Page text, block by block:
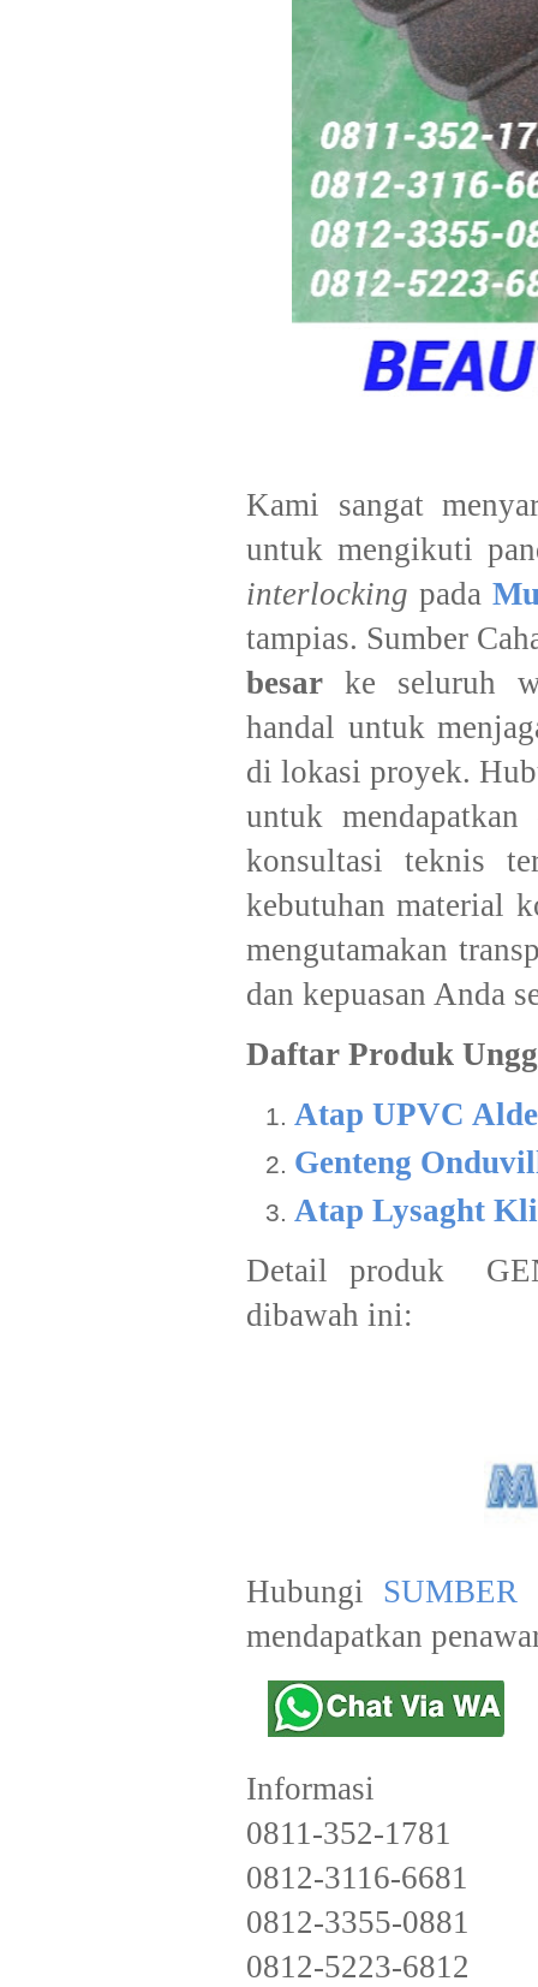
​Kami sangat
untuk mengikuti
interlocking pada
tampias. Sumber
besar ke seluruh
handal untuk
di lokasi proyek.
untuk
konsultasi teknis
kebutuhan material
mengutamakan
dan kepuasan Anda
Daftar Produk
Atap UPVC
Genteng
Atap Lysaght
Detail produk
dibawah ini:
Hubungi SUMBER
mendapatkan
Informasi
0811-352-1781
0812-3116-6681
0812-3355-0881
0812-5223-6812